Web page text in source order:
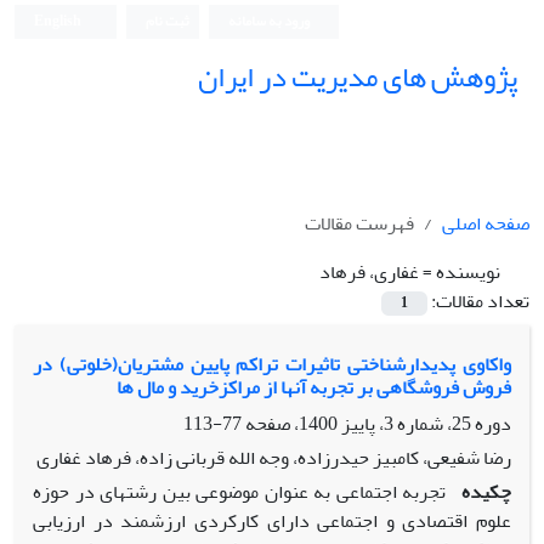
پژوهش های مدیریت در ایران
صفحه اصلی
فهرست مقالات
نویسنده =غفاری، فرهاد
تعداد مقالات:
1
واکاوی پدیدارشناختی تاثیرات تراکم پایین مشتریان(خلوتی) در
فروش فروشگاهی بر تجربه آنها از مراکزخرید و مال ها
دوره 25، شماره 3، پاییز 1400، صفحه
77-113
رضا شفیعی، کامبیز حیدرزاده، وجه الله قربانی زاده، فرهاد غفاری
چکیده تجربه اجتماعی به عنوان موضوعی بین­ رشته­ای در حوزه
علوم اقتصادی و اجتماعی دارای کارکردی ارزشمند در ارزیابی